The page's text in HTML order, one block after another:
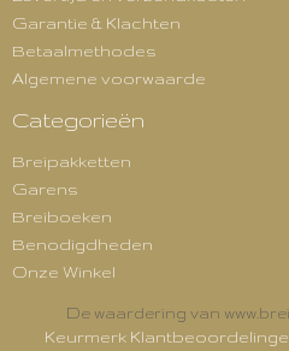
Garantie & Klachten
Betaalmethodes
Algemene voorwaarde
Categorieën
Breipakketten
Garens
Breiboeken
Benodigdheden
Onze Winkel
De waardering van
Keurmerk